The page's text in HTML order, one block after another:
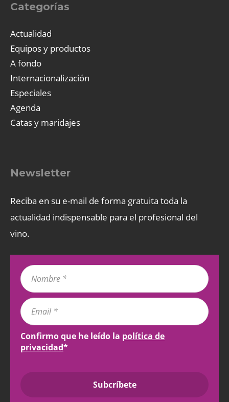
Categorías
Actualidad
Equipos y productos
A fondo
Internacionalización
Especiales
Agenda
Catas y maridajes
Newsletter
Reciba en su e-mail de forma gratuita toda la
actualidad indispensable para el profesional del
vino.
Confirmo que he leído la política de
privacidad*